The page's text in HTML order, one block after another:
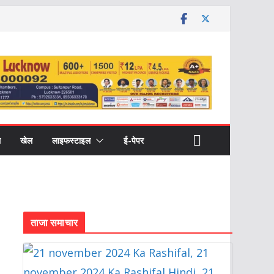
खेल लाइफस्टाइल ई-पेपर
ताजा समाचार